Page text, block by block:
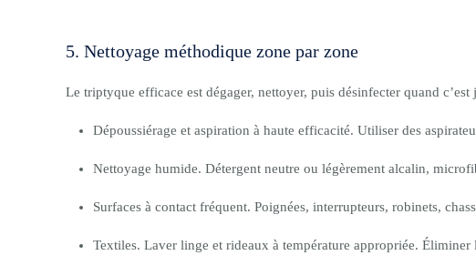
5. Nettoyage méthodique zone par zone
Le triptyque efficace est dégager, nettoyer, puis désinfecter quand c’est
Dépoussiérage et aspiration à haute efficacité. Utiliser des
Nettoyage humide. Détergent neutre ou légèrement alcalin,
Surfaces à contact fréquent. Poignées, interrupteurs, robinets,
Textiles. Laver linge et rideaux à température appropriée.